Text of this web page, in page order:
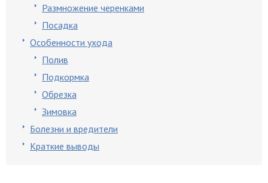
Размножение черенками
Посадка
Особенности ухода
Полив
Подкормка
Обрезка
Зимовка
Болезни и вредители
Краткие выводы